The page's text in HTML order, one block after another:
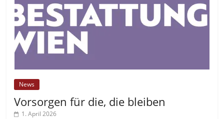
News
Vorsorgen für die, die bleiben
1. April 2026